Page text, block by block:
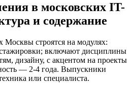
в московских IT-
и содержание
строятся на модулях:
стажировки; включают дисциплины
дизайну, с акцентом на проекты
— 2-4 года. Выпускники
или специалиста.